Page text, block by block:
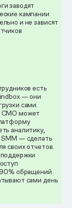
заводят
кампании
и не зависят
есть
— они
сами.
может
аналитику,
SMM — сделать
своих отчетов.
обращений
сами день